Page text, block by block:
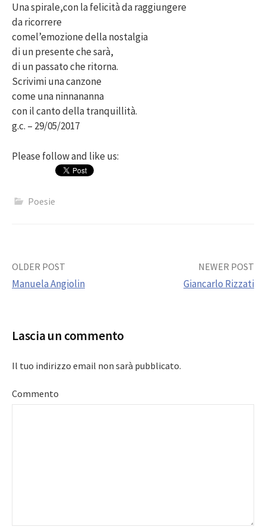
Una spirale,con la felicità da raggiungere
da ricorrere
comel’emozione della nostalgia
di un presente che sarà,
di un passato che ritorna.
Scrivimi una canzone
come una ninnananna
con il canto della tranquillità.
g.c. – 29/05/2017
Please follow and like us:
Poesie
Post
OLDER POST
Manuela Angiolin
NEWER POST
Giancarlo Rizzati
Lascia un commento
Il tuo indirizzo email non sarà pubblicato.
Commento